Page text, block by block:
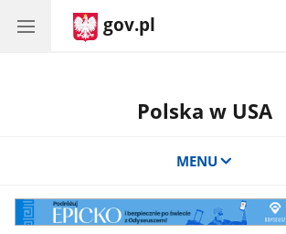
gov.pl
Polska w USA
MENU
Odyseusz